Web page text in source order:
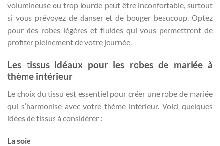
volumineuse ou trop lourde peut être inconfortable, surtout
si vous prévoyez de danser et de bouger beaucoup. Optez
pour des robes légères et fluides qui vous permettront de
profiter pleinement de votre journée.
Les tissus idéaux pour les robes de mariée à
thème intérieur
Le choix du tissu est essentiel pour créer une robe de mariée
qui s’harmonise avec votre thème intérieur. Voici quelques
idées de tissus à considérer :
La soie